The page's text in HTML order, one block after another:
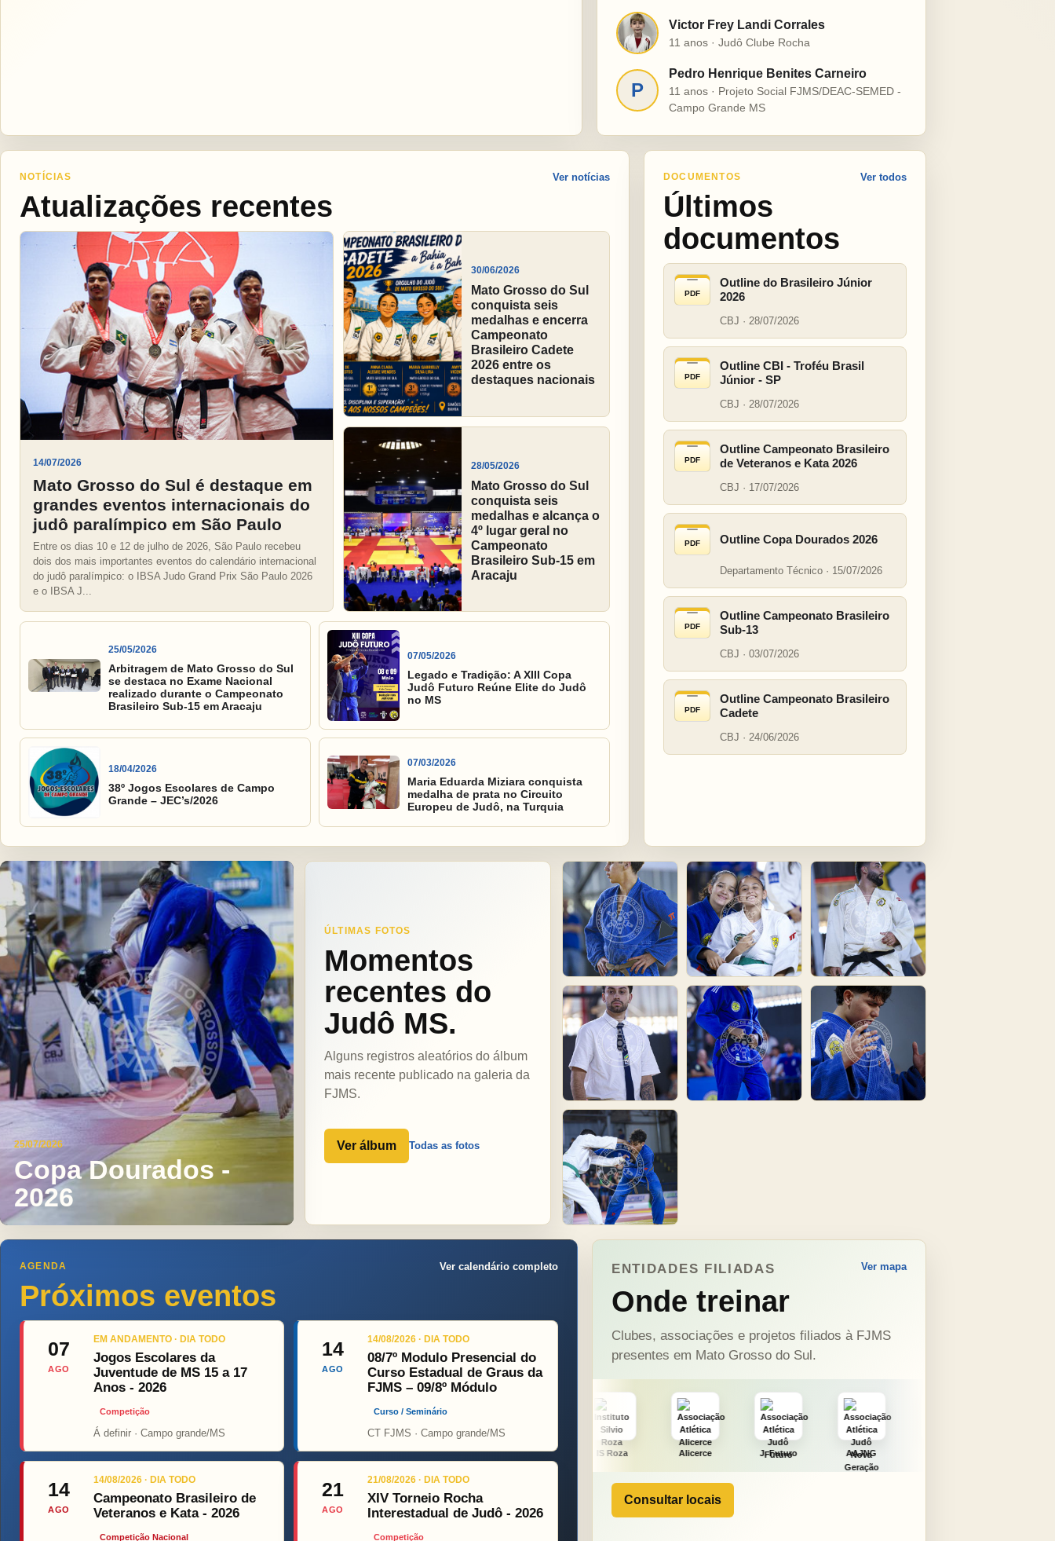
V Victor Frey Landi Corrales
11 anos · Judô Clube Rocha
P
Pedro Henrique Benites Carneiro
11 anos · Projeto Social FJMS/DEAC-SEMED -
Campo Grande MS
NOTÍCIAS
Atualizações recentes
Ver notícias
14/07/2026
Mato Grosso do Sul é destaque em
grandes eventos internacionais do
judô paralímpico em São Paulo
Entre os dias 10 e 12 de julho de 2026, São Paulo recebeu
dois dos mais importantes eventos do calendário internacional
do judô paralímpico: o IBSA Judo Grand Prix São Paulo 2026
e o IBSA J...
30/06/2026
Mato Grosso do Sul
conquista seis
medalhas e encerra
Campeonato
Brasileiro Cadete
2026 entre os
destaques nacionais
28/05/2026
Mato Grosso do Sul
conquista seis
medalhas e alcança o
4º lugar geral no
Campeonato
Brasileiro Sub-15 em
Aracaju
25/05/2026
Arbitragem de Mato Grosso do Sul
se destaca no Exame Nacional
realizado durante o Campeonato
Brasileiro Sub-15 em Aracaju
07/05/2026
Legado e Tradição: A XIII Copa
Judô Futuro Reúne Elite do Judô
no MS
18/04/2026
38º Jogos Escolares de Campo
Grande – JEC’s/2026
07/03/2026
Maria Eduarda Miziara conquista
medalha de prata no Circuito
Europeu de Judô, na Turquia
DOCUMENTOS
Últimos
documentos
Ver todos
PDF
Outline do Brasileiro Júnior
2026
CBJ · 28/07/2026
PDF
Outline CBI - Troféu Brasil
Júnior - SP
CBJ · 28/07/2026
PDF
Outline Campeonato Brasileiro
de Veteranos e Kata 2026
CBJ · 17/07/2026
PDF Outline Copa Dourados 2026
Departamento Técnico · 15/07/2026
PDF
Outline Campeonato Brasileiro
Sub-13
CBJ · 03/07/2026
PDF
Outline Campeonato Brasileiro
Cadete
CBJ · 24/06/2026
25/07/2026
Copa Dourados -
2026
ÚLTIMAS FOTOS
Momentos
recentes do
Judô MS.
Alguns registros aleatórios do álbum
mais recente publicado na galeria da
FJMS.
Ver álbum Todas as fotos
AGENDA
Próximos eventos
Ver calendário completo
07
AGO
EM ANDAMENTO · DIA TODO
Jogos Escolares da
Juventude de MS 15 a 17
Anos - 2026
Competição
Á definir · Campo grande/MS
14
AGO
14/08/2026 · DIA TODO
08/7º Modulo Presencial do
Curso Estadual de Graus da
FJMS – 09/8º Módulo
Curso / Seminário
CT FJMS · Campo grande/MS
14
AGO
14/08/2026 · DIA TODO
Campeonato Brasileiro de
Veteranos e Kata - 2026
Competição Nacional
21
AGO
21/08/2026 · DIA TODO
XIV Torneio Rocha
Interestadual de Judô - 2026
Competição
ENTIDADES FILIADAS
Onde treinar
Ver mapa
Clubes, associações e projetos filiados à FJMS
presentes em Mato Grosso do Sul.
Top Fight ONÇA PINT PSOPJ IS Roza Alicerce J. Futuro AAJNG TSURU
Consultar locais